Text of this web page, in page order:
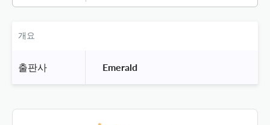
개요
출판사 Emerald